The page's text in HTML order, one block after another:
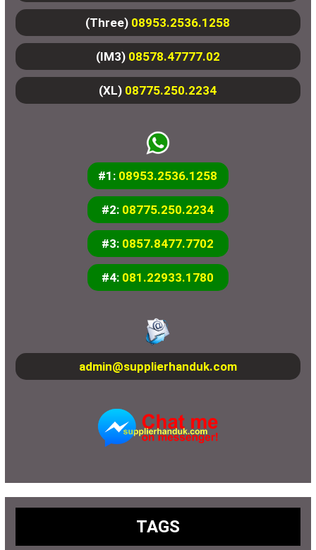
(Three) 08953.2536.1258
(IM3) 08578.47777.02
(XL) 08775.250.2234
#1: 08953.2536.1258
#2: 08775.250.2234
#3: 0857.8477.7702
#4: 081.22933.1780
admin@supplierhanduk.com
TAGS